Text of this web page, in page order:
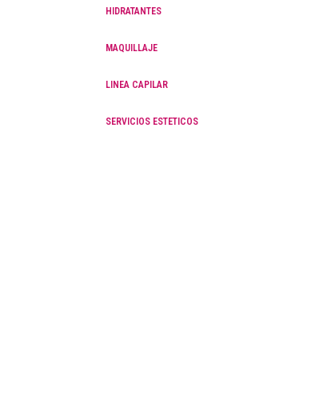
HIDRATANTES
MAQUILLAJE
LINEA CAPILAR
SERVICIOS ESTETICOS